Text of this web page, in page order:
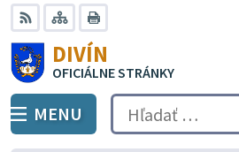
Preskočiť
na
obsah
RSS Mapa
DIVÍN
OFICIÁLNE STRÁNKY
PREPNÚŤ
MENU Hľadať: